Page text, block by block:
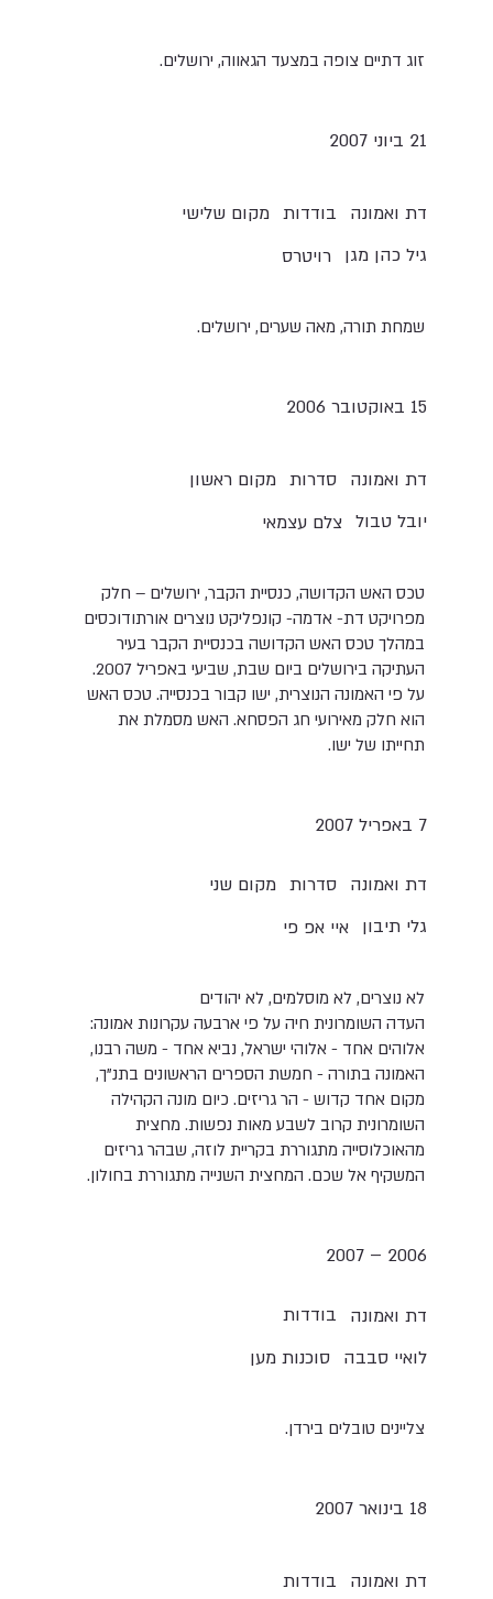
זוג דתיים צופה במצעד הגאווה, ירושלים.
21 ביוני 2007
מקום שלישי בודדות
דת ואמונה
רויטרס גיל כהן מגן
שמחת תורה, מאה שערים, ירושלים.
15 באוקטובר 2006
מקום ראשון סדרות דת ואמונה
צלם עצמאי יובל טבול
טכס האש הקדושה, כנסיית הקבר, ירושלים – חלק
מפרויקט דת- אדמה- קונפליקט נוצרים אורתודוכסים
במהלך טכס האש הקדושה בכנסיית הקבר בעיר
העתיקה בירושלים ביום שבת, שביעי באפריל 2007.
על פי האמונה הנוצרית, ישו קבור בכנסייה. טכס האש
הוא חלק מאירועי חג הפסחא. האש מסמלת את
תחייתו של ישו.
7 באפריל 2007
מקום שני סדרות דת ואמונה
איי אפ פי גלי תיבון
לא נוצרים, לא מוסלמים, לא יהודים
העדה השומרונית חיה על פי ארבעה עקרונות אמונה:
אלוהים אחד - אלוהי ישראל, נביא אחד - משה רבנו,
האמונה בתורה - חמשת הספרים הראשונים בתנ"ך,
מקום אחד קדוש - הר גריזים. כיום מונה הקהילה
השומרונית קרוב לשבע מאות נפשות. מחצית
מהאוכלוסייה מתגוררת בקריית לוזה, שבהר גריזים
המשקיף אל שכם. המחצית השנייה מתגוררת בחולון.
2006 – 2007
בודדות
דת ואמונה
סוכנות מען לואיי סבבה
צליינים טובלים בירדן.
18 בינואר 2007
בודדות
דת ואמונה